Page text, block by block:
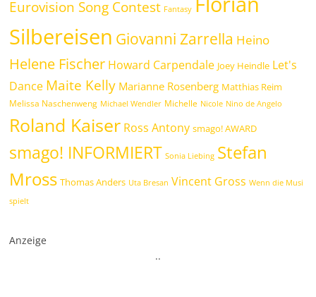
Eurovision Song Contest Fantasy
Silbereisen Giovanni Zarrella Heino
Helene Fischer Howard Carpendale Joey Heindle Let's
Dance Maite Kelly Marianne Rosenberg Matthias Reim
Melissa Naschenweng Michael Wendler Michelle Nicole Nino de Angelo
Roland Kaiser Ross Antony smago! AWARD
smago! INFORMIERT Sonia Liebing Stefan
Mross Thomas Anders Uta Bresan Vincent Gross Wenn die Musi
spielt
Anzeige
..